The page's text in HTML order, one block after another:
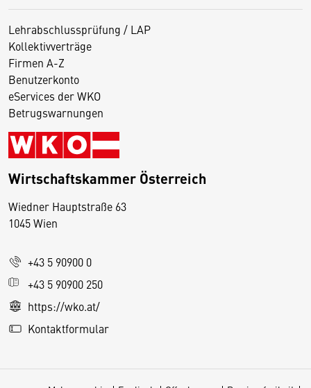
Lehrabschlussprüfung / LAP
Kollektivverträge
Firmen A-Z
Benutzerkonto
eServices der WKO
Betrugswarnungen
Wirtschaftskammer Österreich
Wiedner Hauptstraße 63
1045 Wien
+43 5 90900 0
+43 5 90900 250
https://wko.at/
Kontaktformular
D
s
e
S
e